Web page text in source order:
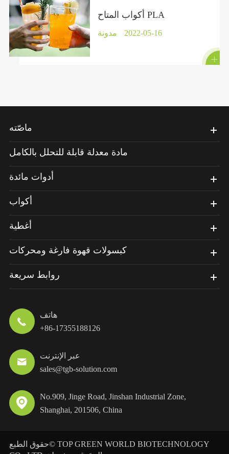
أكواب المتاح PLA
مدونة 2022-05-16

ماصّته
مادة معدلة قابلة للتحلل بالكامل
أدوات مائدة
أكواب
أغطية
كبسولات قهوة فارغة ومحركات
روابط سريعة

هاتف
+86-17355188126

عبر الإنترنت
sales@tgb-solution.com

No.909, Jinge Road, Jinshan Industrial Zone,
Shanghai, 201506, China
حقوق الطبع© TOP GREEN WORLD BIOTECHNOLOGY